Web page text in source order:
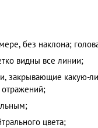
без наклона;
видны все линии;
закрывающие какую-
цвета;